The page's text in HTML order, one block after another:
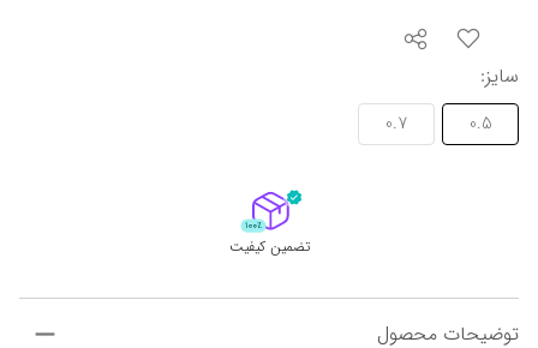
سایز:
0.5
0.7
تضمین کیفیت
توضیحات محصول